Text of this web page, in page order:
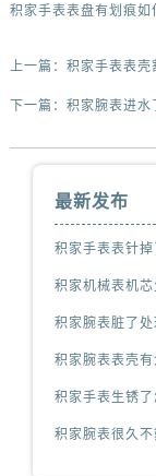
积家手表表盘有划痕如
上一篇： 积家手表表壳
下一篇： 积家腕表进水
最新发布
积家手表表针
积家机械表机
积家腕表脏了
积家腕表表壳
积家手表生锈
积家腕表很久